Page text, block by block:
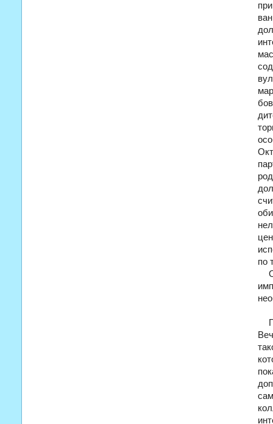
по